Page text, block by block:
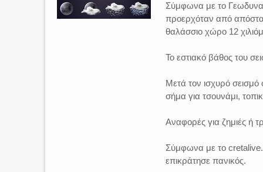
Σύμφωνα με το
προερχόταν από
θαλάσσιο χώρο 12
Το εστιακό βάθος του
Μετά τον ισχυρό σεισμό
σήμα για τσουνάμι,
Αναφορές για ζημιές ή
Σύμφωνα με το
επικράτησε πανικός.